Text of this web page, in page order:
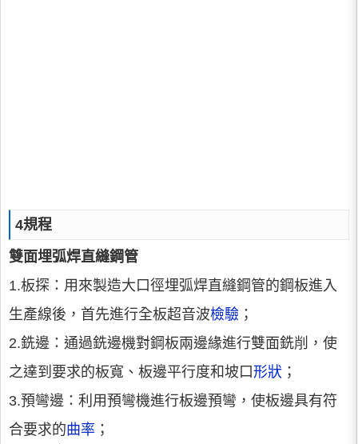
4規程
雙面埋弧焊直縫鋼管
1.板探：用來製造大口徑埋弧焊直縫鋼管的鋼板進入
生產線後，首先進行全板超音波檢驗 ；
2.銑邊：通過銑邊機對鋼板兩邊緣進行雙面銑削，使
之達到要求的板寬、板邊平行度和坡口形狀 ；
3.預彎邊：利用預彎機進行板邊預彎，使板邊具有符
合要求的曲率 ；